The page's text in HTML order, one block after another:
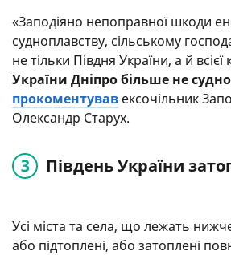
«Заподіяно непоправної шкоди
судноплавству, сільському
не тільки Півдня України, а й всієї
України Дніпро більше не
прокоментував ексочільник
Олександр Старух.
Південь України
Усі міста та села, що лежать
або підтоплені, або затоплені